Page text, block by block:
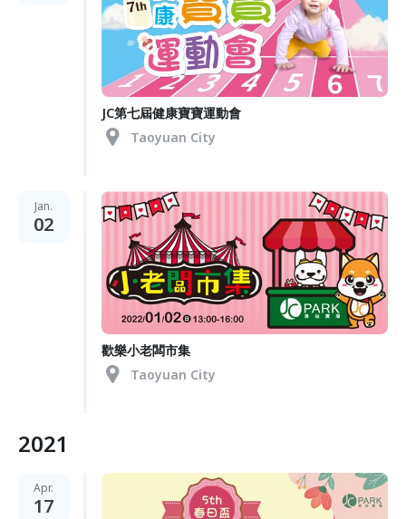
JC第七屆健康寶寶運動會
Taoyuan City
Jan.
02
歡樂小老闆市集
Taoyuan City
2021
Apr.
17